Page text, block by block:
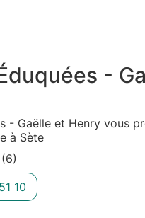
-
- Gaëlle et Henry vous
à Sète
(6)
10